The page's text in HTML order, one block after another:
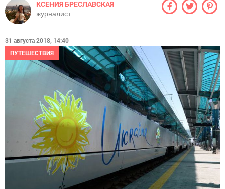
КСЕНИЯ БРЕСЛАВСКАЯ
журналист
31 августа 2018, 14:40
ПУТЕШЕСТВИЯ